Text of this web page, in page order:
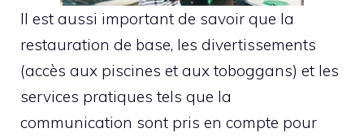
Il est aussi important de savoir que la
restauration de base, les divertissements
(accès aux piscines et aux toboggans) et les
services pratiques tels que la
communication sont pris en compte pour